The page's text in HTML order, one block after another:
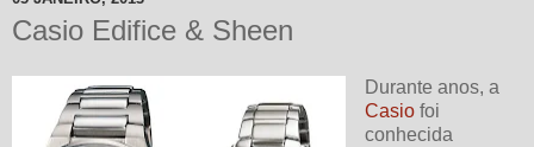
Casio Edifice & Sheen
Durante anos, a
Casiofoi
conhecida